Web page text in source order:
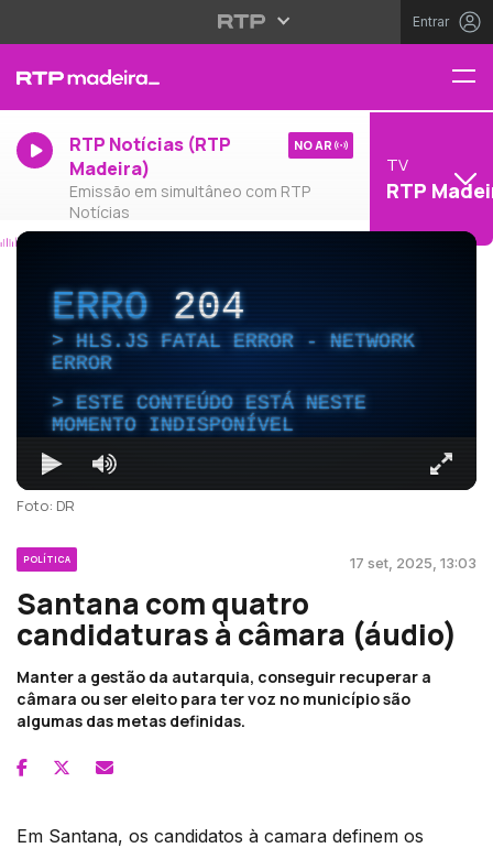
Entrar
RTP Notícias (RTP
Madeira)
Emissão em simultâneo com RTP
Notícias
NO AR
TV
RTP
ERRO204
HLS.JS FATAL ERROR - NETWORK
ERROR
ESTE CONTEÚDO ESTÁ NESTE
MOMENTO INDISPONÍVEL
Foto: DR
POLÍTICA 17 set, 2025, 13:03
Santana com quatro
candidaturas à câmara (áudio)
Manter a gestão da autarquia, conseguir recuperar a
câmara ou ser eleito para ter voz no município são
algumas das metas definidas.
Em Santana, os candidatos à camara definem os